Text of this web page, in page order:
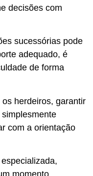
decisões com
sucessórias pode
adequado, é
de forma
herdeiros, garantir
com a orientação
momento